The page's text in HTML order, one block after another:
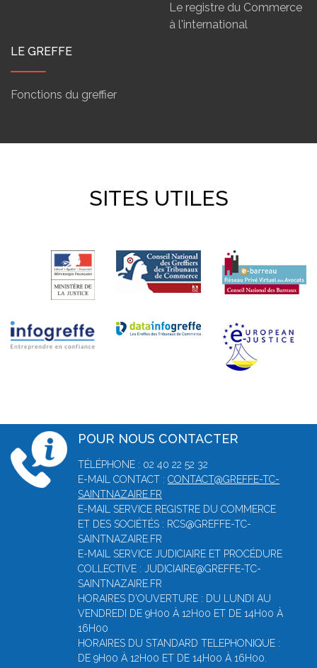
Le registre du Commerce
à l'international
LE GREFFE
Fonctions du greffier
SITES UTILES
POUR NOUS CONTACTER
TÉLÉPHONE : 02 40 22 52 32
E-MAIL CONTACT : CONTACT@GREFFE-TC-
SAINTNAZAIRE.FR
E-MAIL SERVICE REGISTRE DU COMMERCE
ET DES SOCIÉTÉS : RCS@GREFFE-TC-
SAINTNAZAIRE.FR
E-MAIL SERVICE JUDICIAIRE ET PROCÉDURE
COLLECTIVE : JUDICIAIRE@GREFFE-TC-
SAINTNAZAIRE.FR
HORAIRES D'OUVERTURE : DU LUNDI AU
VENDREDI DE 9H00 À 12H00 ET DE 14H00 À
16H00
HORAIRES DU STANDARD TELEPHONIQUE :
DE 9H00 À 12H00 ET DE 14H00 À 16H00.